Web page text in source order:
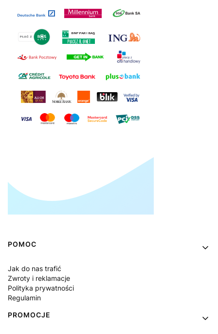
Linki w stopce
POMOC
Jak do nas trafić
Zwroty i reklamacje
Polityka prywatności
Regulamin
PROMOCJE